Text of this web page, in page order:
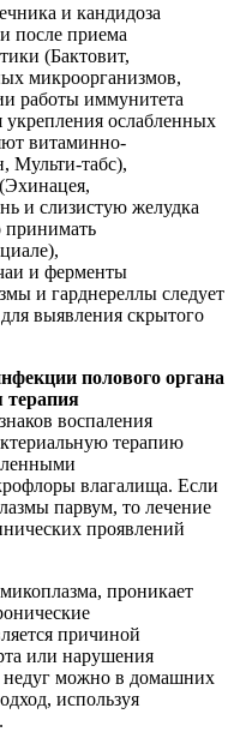
и кандидоза
после приема
(Бактовит,
микроорганизмов,
работы иммунитета
ослабленных
витаминно-
Мульти-табс),
и слизистую желудка
принимать
и ферменты
и гарднереллы следует
выявления скрытого
полового органа
терапия
воспаления
терапию
влагалища. Если
парвум, то лечение
проявлений
проникает
причиной
или нарушения
недуг можно в домашних
используя